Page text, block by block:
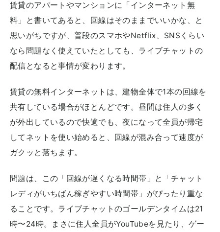
賃貸のアパートやマンションに「インターネット無
料」と書いてあると、回線はそのままでいいかな、と
思いがちですが、普段のスマホやNetflix、SNSくらい
なら問題なく使えていたとしても、ライブチャットの
配信となると事情が変わります。
賃貸の無料インターネットは、建物全体で1本の回線を
共有している場合がほとんどです。昼間は住人の多く
が外出しているので快適でも、夜になって全員が帰宅
してネットを使い始めると、回線が混み合って速度が
ガクッと落ちます。
問題は、この「回線が遅くなる時間帯」と「チャット
レディがいちばん稼ぎやすい時間帯」がぴったり重な
ることです。ライブチャットのゴールデンタイムは21
時〜24時。まさに住人全員がYouTubeを見たり、ゲー